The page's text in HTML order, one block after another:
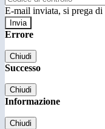
E-mail inviata, si prega di
Errore
Chiudi
Successo
Chiudi
Informazione
Chiudi